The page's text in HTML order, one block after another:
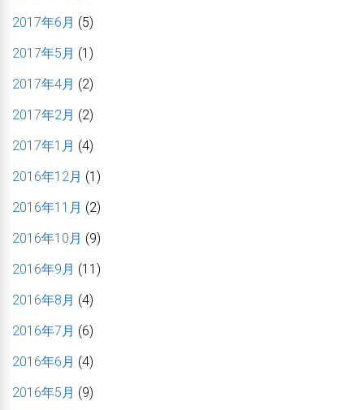
2017年6月 (5)
2017年5月 (1)
2017年4月 (2)
2017年2月 (2)
2017年1月 (4)
2016年12月 (1)
2016年11月 (2)
2016年10月 (9)
2016年9月 (11)
2016年8月 (4)
2016年7月 (6)
2016年6月 (4)
2016年5月 (9)